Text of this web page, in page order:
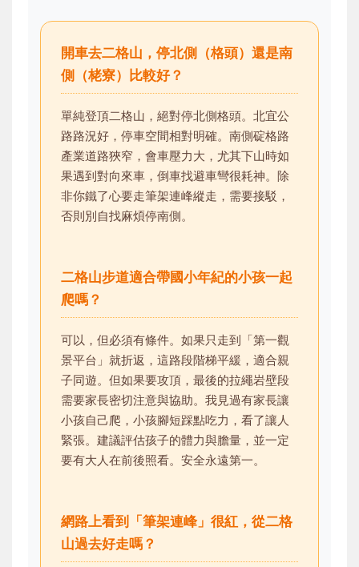
開車去二格山，停北側（格頭）還是南
側（栳寮）比較好？
單純登頂二格山，絕對停北側格頭。北宜公
路路況好，停車空間相對明確。南側碇格路
產業道路狹窄，會車壓力大，尤其下山時如
果遇到對向來車，倒車找避車彎很耗神。除
非你鐵了心要走筆架連峰縱走，需要接駁，
否則別自找麻煩停南側。
二格山步道適合帶國小年紀的小孩一起
爬嗎？
可以，但必須有條件。如果只走到「第一觀
景平台」就折返，這路段階梯平緩，適合親
子同遊。但如果要攻頂，最後的拉繩岩壁段
需要家長密切注意與協助。我見過有家長讓
小孩自己爬，小孩腳短踩點吃力，看了讓人
緊張。建議評估孩子的體力與膽量，並一定
要有大人在前後照看。安全永遠第一。
網路上看到「筆架連峰」很紅，從二格
山過去好走嗎？